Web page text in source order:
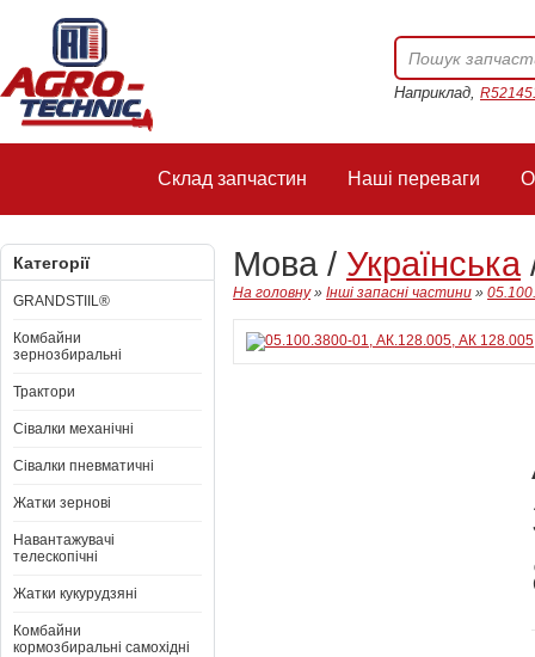
Наприклад,
Склад запчастин Наші переваги
Категорії
GRANDSTIIL®
Комбайни
зернозбиральні
Трактори
Сівалки механічні
Сівалки пневматичні
Жатки зернові
Навантажувачі
телескопічні
Жатки кукурудзяні
Комбайни
кормозбиральні самохідні
Мова / Українська
На головну» Інші запасні частини »